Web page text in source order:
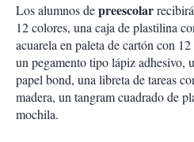
Los alumnos depreescolar
12 colores, una caja de plastilina
acuarela en paleta de cartón con
un pegamento tipo lápiz adhesivo,
papel bond, una libreta de tareas
madera, un tangram cuadrado de
mochila.